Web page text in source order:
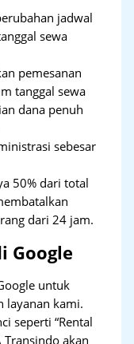
jadwal
sewa
pemesanan
tanggal sewa
dana penuh
sebesar
50% dari total
dari 24 jam.
Google
untuk
layanan kami.
seperti “Rental
Transindo akan